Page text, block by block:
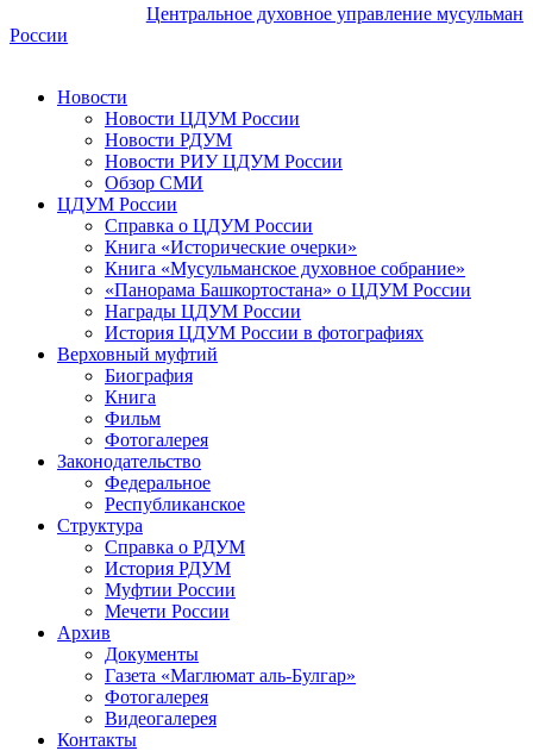
Центральное духовное управление мусульман
России
Новости
Новости ЦДУМ России
Новости РДУМ
Новости РИУ ЦДУМ России
Обзор СМИ
ЦДУМ России
Справка о ЦДУМ России
Книга «Исторические очерки»
Книга «Мусульманское духовное собрание»
«Панорама Башкортостана» о ЦДУМ России
Награды ЦДУМ России
История ЦДУМ России в фотографиях
Верховный муфтий
Биография
Книга
Фильм
Фотогалерея
Законодательство
Федеральное
Республиканское
Структура
Справка о РДУМ
История РДУМ
Муфтии России
Мечети России
Архив
Документы
Газета «Маглюмат аль-Булгар»
Фотогалерея
Видеогалерея
Контакты